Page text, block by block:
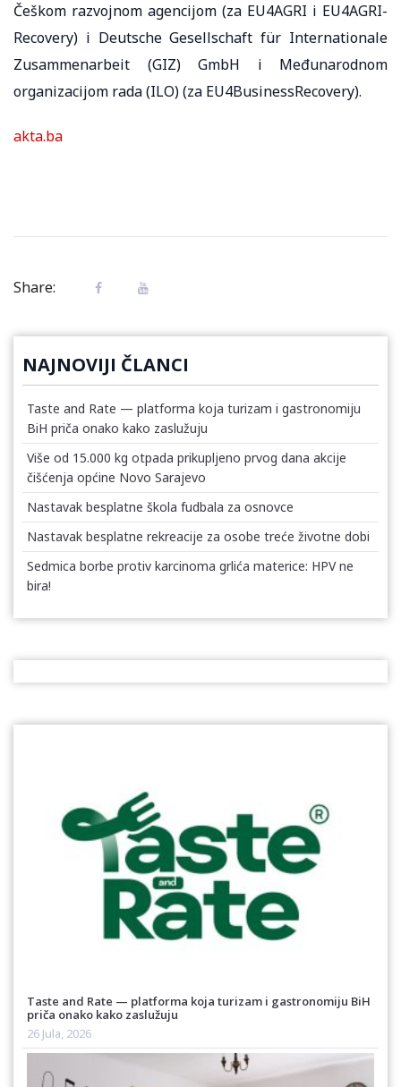
Češkom razvojnom agencijom (za EU4AGRI i EU4AGRI-
Recovery) i Deutsche Gesellschaft für Internationale
Zusammenarbeit (GIZ) GmbH i Međunarodnom
organizacijom rada (ILO) (za EU4BusinessRecovery).
akta.ba
Share:
NAJNOVIJI ČLANCI
Taste and Rate — platforma koja turizam i gastronomiju
BiH priča onako kako zaslužuju
Više od 15.000 kg otpada prikupljeno prvog dana akcije
čišćenja općine Novo Sarajevo
Nastavak besplatne škola fudbala za osnovce
Nastavak besplatne rekreacije za osobe treće životne dobi
Sedmica borbe protiv karcinoma grlića materice: HPV ne
bira!
Taste and Rate — platforma koja turizam i gastronomiju BiH
priča onako kako zaslužuju
26 Jula, 2026